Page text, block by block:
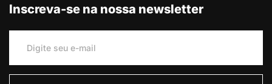
Inscreva-se na nossa newsletter